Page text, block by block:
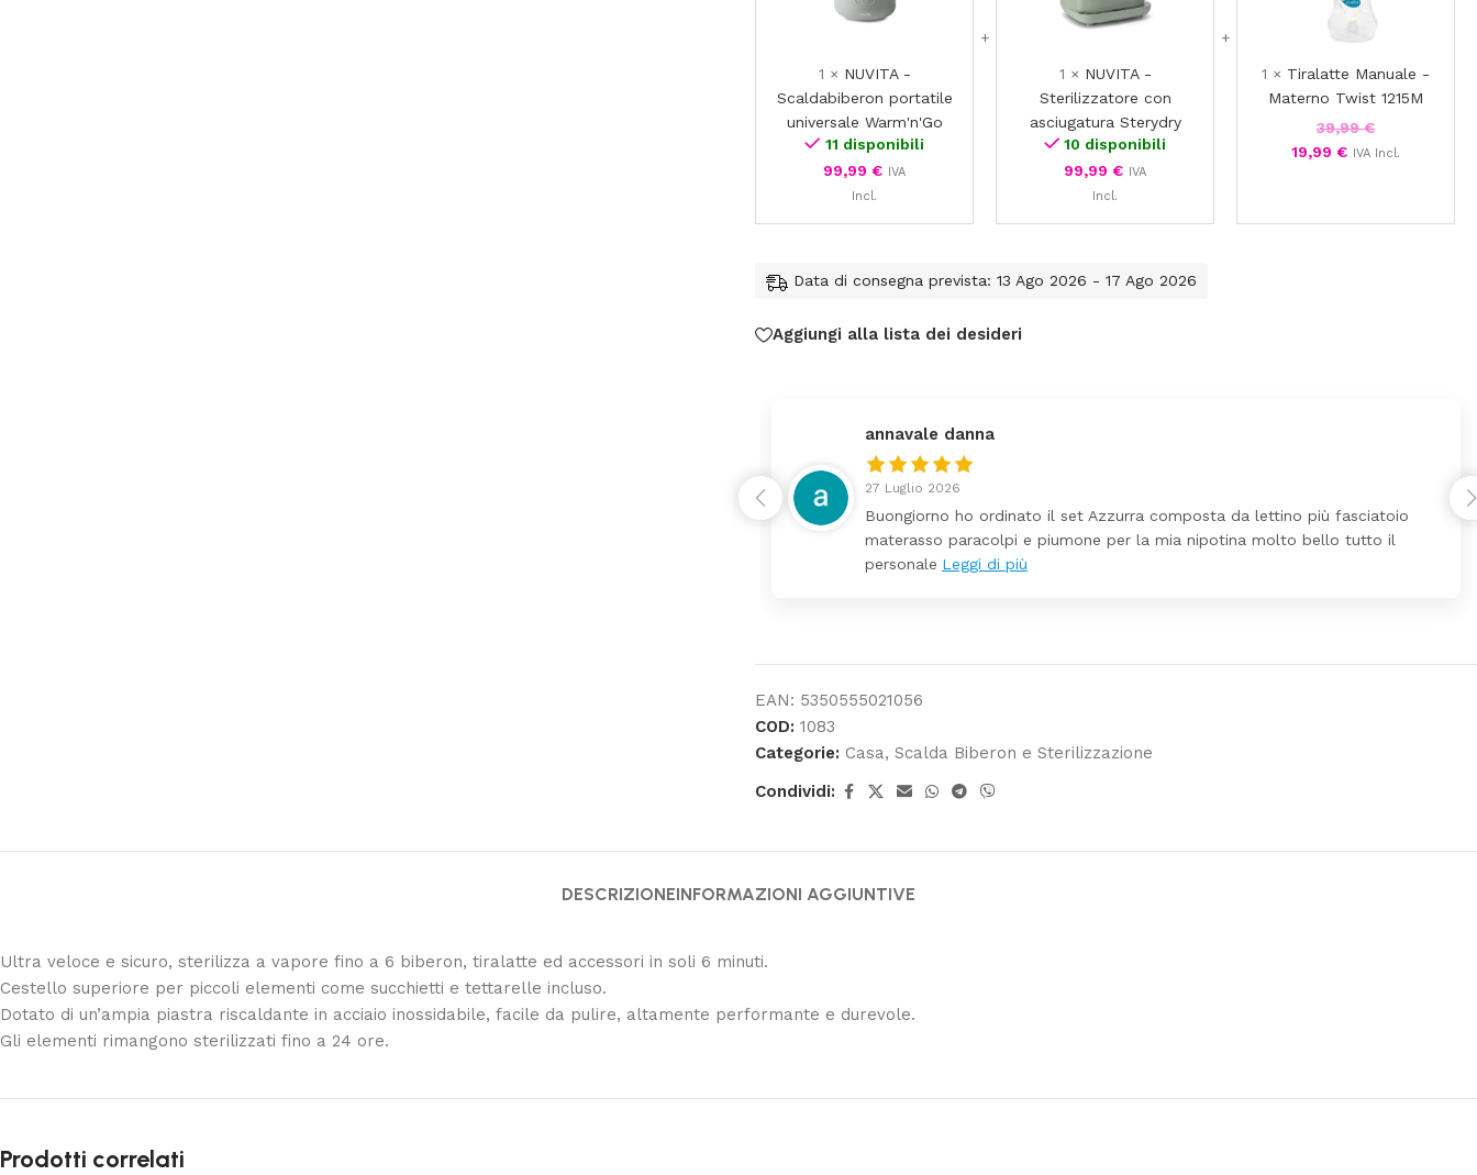
1 × NUVITA -
Scaldabiberon portatile
universale Warm'n'Go
11 disponibili
99,99 € IVA
Incl.
1 × NUVITA -
Sterilizzatore con
asciugatura Sterydry
10 disponibili
99,99 € IVA
Incl.
1 × Tiralatte Manuale -
Materno Twist 1215M
39,99€
19,99 € IVA Incl.
Data di consegna prevista: 13 Ago 2026 - 17 Ago 2026
Aggiungi alla lista dei desideri
Buongiorno ho ordinato il set Azzurra composta da lettino più fasciatoio
federica
24 Luglio 2026
Tutti perfetto! Ho ordinato un lettino che é arrivato ben imballato
pochi giorni. Prezzo ottimi rispetto la concorrenza
EAN: 5350555021056
COD: 1083
Categorie: Casa, Scalda Biberon e Sterilizzazione
Condividi:
DESCRIZIONEINFORMAZIONI AGGIUNTIVE
Ultra veloce e sicuro, sterilizza a vapore fino a 6 biberon, tiralatte ed accessori in soli 6 minuti.
Cestello superiore per piccoli elementi come succhietti e tettarelle incluso.
Dotato di un’ampia piastra riscaldante in acciaio inossidabile, facile da pulire, altamente performante e durevole.
Gli elementi rimangono sterilizzati fino a 24 ore.
Prodotti correlati